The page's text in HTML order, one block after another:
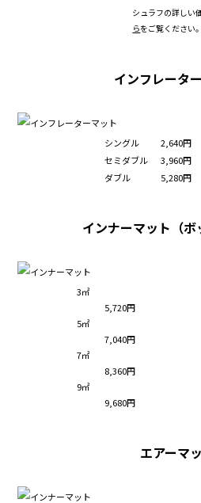
シュラフの詳しい
らをご覧ください。
インフレータ
シングル
2,640円
セミダブル
3,960円
ダブル
5,280円
インナーマット（ボ
3㎡
5,720円
5㎡
7,040円
7㎡
8,360円
9㎡
9,680円
エアーマ